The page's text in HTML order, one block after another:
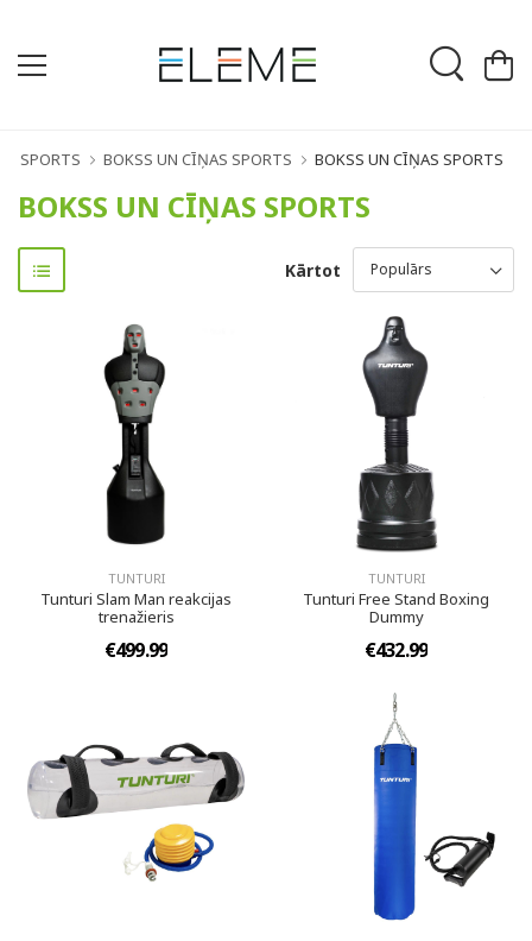
SPORTS BOKSS UN CĪŅAS SPORTS BOKSS UN CĪŅAS SPORTS
BOKSS UN CĪŅAS SPORTS
Kārtot
TUNTURI
Tunturi Slam Man reakcijas
trenažieris
€499.99
TUNTURI
Tunturi Free Stand Boxing
Dummy
€432.99